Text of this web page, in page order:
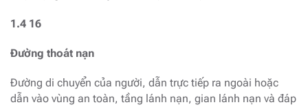
1.4 16
Đường thoát nạn
Đường di chuyển của người, dẫn trực tiếp ra ngoài hoặc
dẫn vào vùng an toàn, tầng lánh nạn, gian lánh nạn và đáp